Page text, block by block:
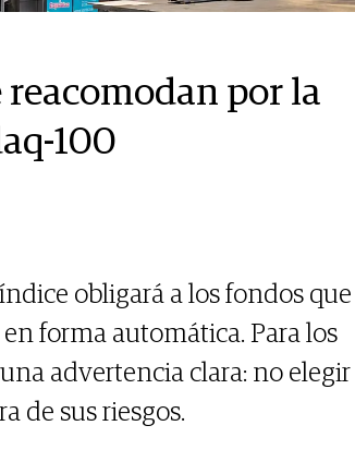
por la
100
obligará a los fondos que
forma automática. Para los
advertencia clara: no elegir
de sus riesgos.